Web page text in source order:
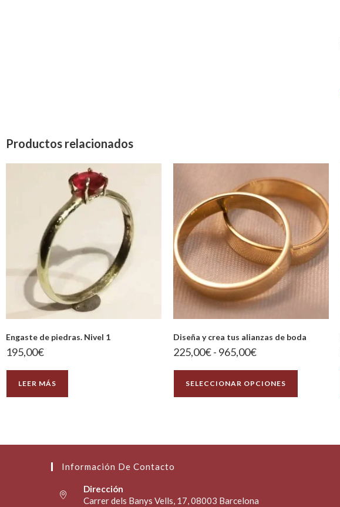
Productos relacionados
Engaste de piedras. Nivel 1
195,00€
LEER MÁS
Diseña y crea tus alianzas de boda
225,00€- 965,00€
SELECCIONAR OPCIONES
Información De Contacto
Dirección
Carrer dels Banys Vells, 17, 08003 Barcelona